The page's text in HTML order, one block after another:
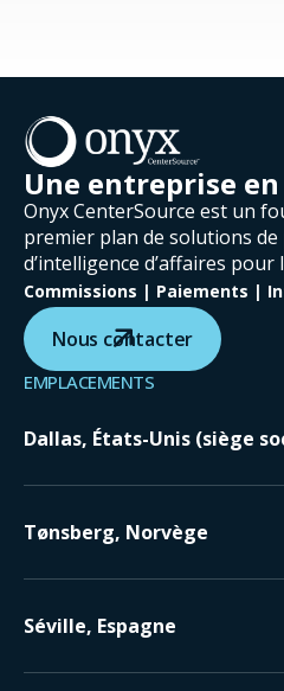
Une entreprise
Onyx CenterSource est un
premier plan de solutions
d’intelligence d’affaires pour
Commissions | Paiements |
Nous contacter
EMPLACEMENTS
Dallas, États-Unis (siège
Tønsberg, Norvège
Séville, Espagne